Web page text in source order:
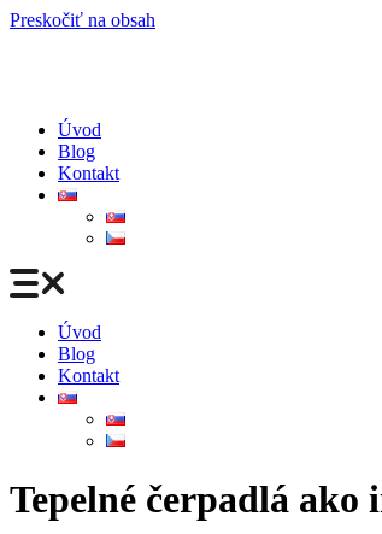
Preskočiť na obsah
Úvod
Blog
Kontakt
Úvod
Blog
Kontakt
Tepelné čerpadlá